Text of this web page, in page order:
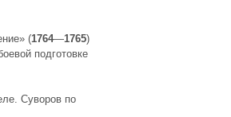
(1764—1765)
подготовке
Суворов по